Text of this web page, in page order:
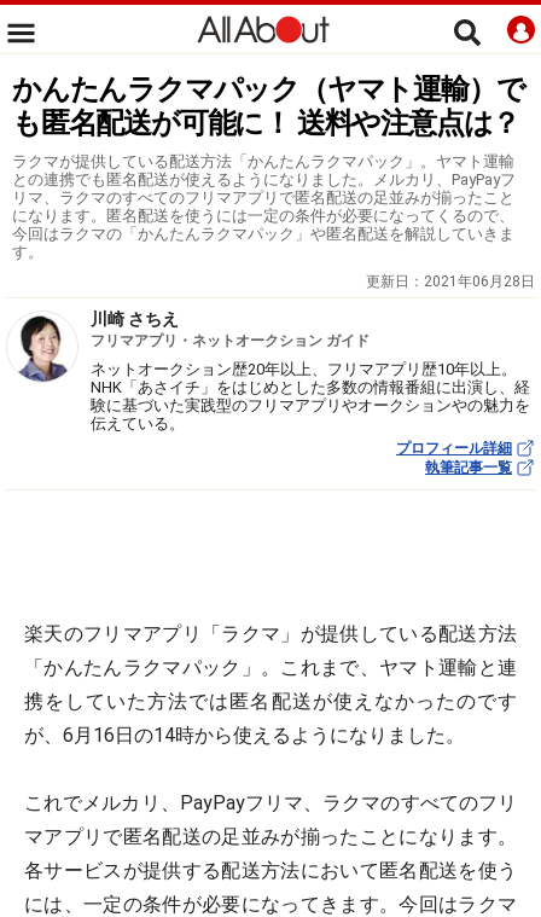
かんたんラクマパック（ヤマト運輸）で
も匿名配送が可能に！ 送料や注意点は？
ラクマが提供している配送方法「かんたんラクマパック」。ヤマト運輸
との連携でも匿名配送が使えるようになりました。メルカリ、PayPayフ
リマ、ラクマのすべてのフリマアプリで匿名配送の足並みが揃ったこと
になります。匿名配送を使うには一定の条件が必要になってくるので、
今回はラクマの「かんたんラクマパック」や匿名配送を解説していきま
す。
更新日： 2021年06月28日
川崎 さちえ
フリマアプリ・ネットオークション ガイド
ネットオークション歴20年以上、フリマアプリ歴10年以上。
NHK「あさイチ」をはじめとした多数の情報番組に出演し、経
験に基づいた実践型のフリマアプリやオークションやの魅力を
伝えている。
プロフィール詳細
執筆記事一覧
楽天のフリマアプリ「ラクマ」が提供している配送方法
「かんたんラクマパック」。これまで、ヤマト運輸と連
携をしていた方法では匿名配送が使えなかったのです
が、6月16日の14時から使えるようになりました。
これでメルカリ、PayPayフリマ、ラクマのすべてのフリ
マアプリで匿名配送の足並みが揃ったことになります。
各サービスが提供する配送方法において匿名配送を使う
には、一定の条件が必要になってきます。今回はラクマ